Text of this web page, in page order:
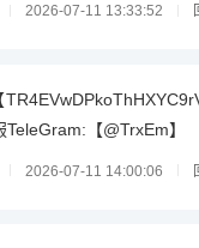
2026-07-11 13:33:52
【@TrxEm】
2026-07-11 14:00:06